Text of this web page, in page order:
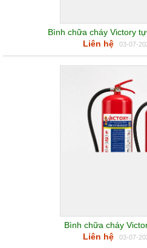
Bình chữa cháy Victory
Liên hệ
03-07-
Bình chữa cháy
Liên hệ
03-07-